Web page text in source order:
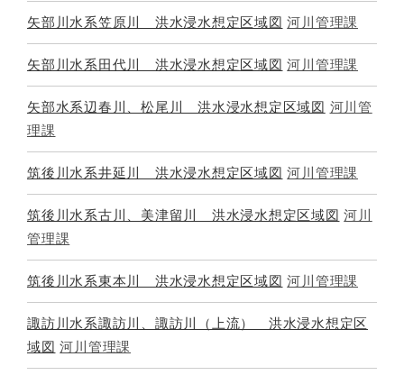
矢部川水系笠原川 洪水浸水想定区域図 河川管理課
矢部川水系田代川 洪水浸水想定区域図 河川管理課
矢部水系辺春川、松尾川 洪水浸水想定区域図 河川管
理課
筑後川水系井延川 洪水浸水想定区域図 河川管理課
筑後川水系古川、美津留川 洪水浸水想定区域図 河川
管理課
筑後川水系東本川 洪水浸水想定区域図 河川管理課
諏訪川水系諏訪川、諏訪川（上流） 洪水浸水想定区
域図 河川管理課